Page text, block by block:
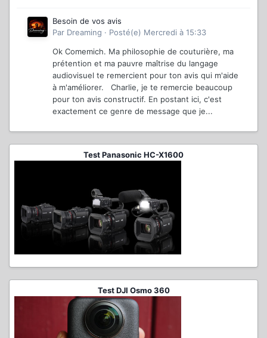
Besoin de vos avis
Par Dreaming · Posté(e) Mercredi à 15:33
Ok Comemich. Ma philosophie de couturière, ma
prétention et ma pauvre maîtrise du langage
audiovisuel te remercient pour ton avis qui m'aide
à m'améliorer. Charlie, je te remercie beaucoup
pour ton avis constructif. En postant ici, c'est
exactement ce genre de message que je...
Test Panasonic HC-X1600
Test DJI Osmo 360